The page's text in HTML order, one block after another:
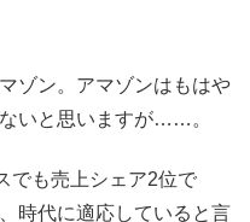
ゾン。アマゾンはもはや
いと思いますが……。
でも売上シェア2位で
時代に適応していると言